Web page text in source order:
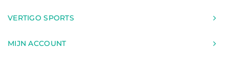
VERTIGO SPORTS
MIJN ACCOUNT